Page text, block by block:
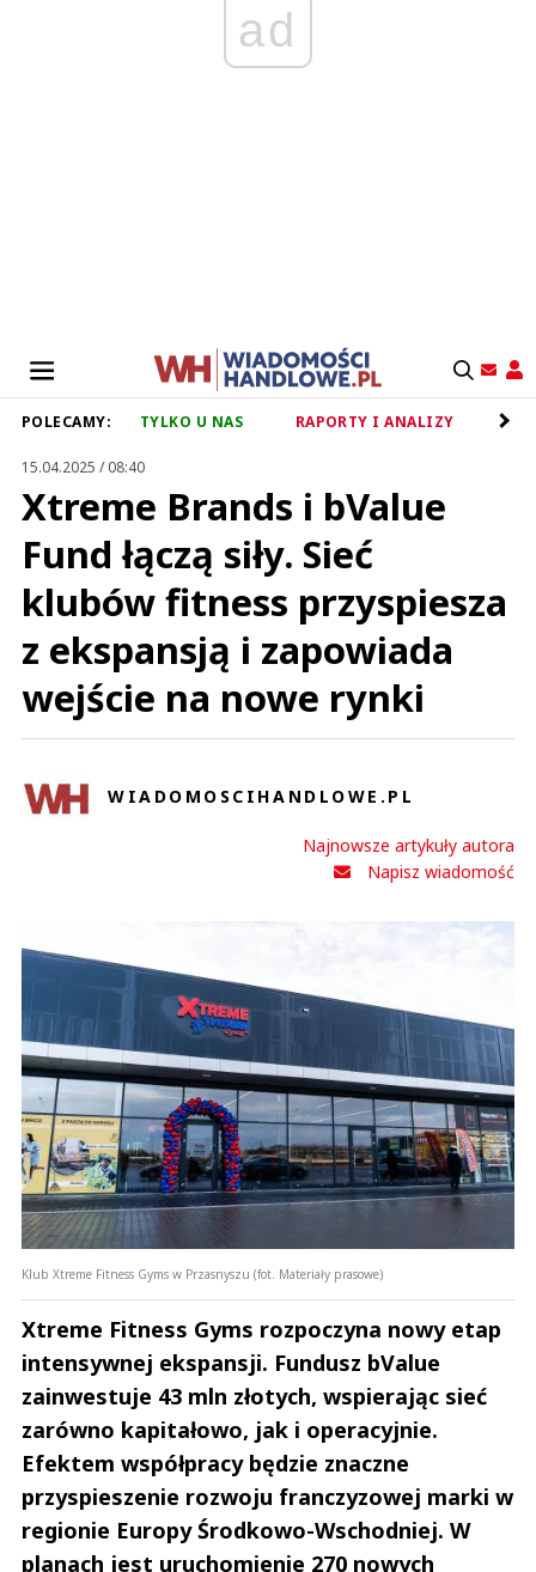
ad
POLECAMY: TYLKO U NAS RAPORTY I ANALIZY
15.04.2025 / 08:40
Xtreme Brands i bValue
Fund łączą siły. Sieć
klubów fitness przyspiesza
z ekspansją i zapowiada
wejście na nowe rynki
WIADOMOSCIHANDLOWE.PL
Najnowsze artykuły autora
Napisz wiadomość
Klub Xtreme Fitness Gyms w Przasnyszu (fot. Materiały prasowe)
Xtreme Fitness Gyms rozpoczyna nowy etap
intensywnej ekspansji. Fundusz bValue
zainwestuje 43 mln złotych, wspierając sieć
zarówno kapitałowo, jak i operacyjnie.
Efektem współpracy będzie znaczne
przyspieszenie rozwoju franczyzowej marki w
regionie Europy Środkowo-Wschodniej. W
planach jest uruchomienie 270 nowych